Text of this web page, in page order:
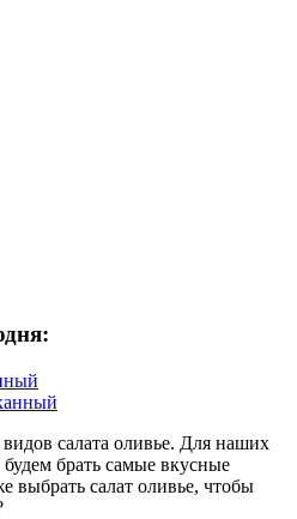
салата оливье. Для наших
брать самые вкусные
выбрать салат оливье, чтобы